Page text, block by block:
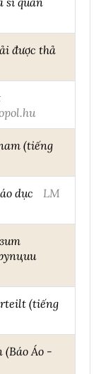
được thả
(tiếng
dục
LM
(tiếng
Áo -